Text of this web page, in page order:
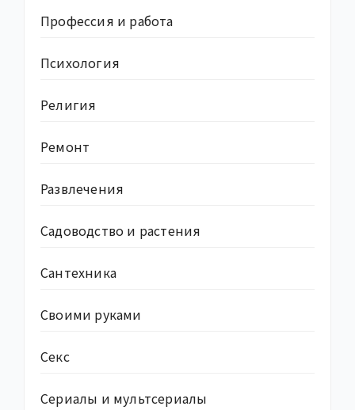
Профессия и работа
Психология
Религия
Ремонт
Развлечения
Садоводство и растения
Сантехника
Своими руками
Секс
Сериалы и мультсериалы